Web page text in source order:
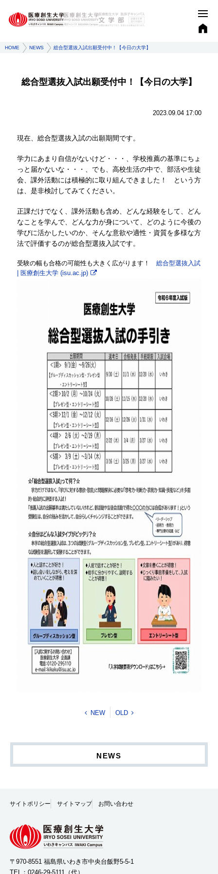
HOME NEWS 総合型選抜入試出願受付中！【今日の大学】
総合型選抜入試出願受付中！【今日の大学】
2023.09.04 17:00
​現在、総合型選抜入試の出願期間です。
学力にあまり自信がないけど・・・、学校推薦の基準にちょ
っと届かないな・・・、でも、高校生活の中で、部活や生徒
会、課外活動には積極的に取り組んできました！ という方
は、是非検討してみてください。
正課だけでなく、課外活動も含め、どんな経験をして、どん
なことを学んで、どんな力が身について、どのように今後の
学びに活かしたいのか、そんな意欲や適性・資質を多様な方
法で評価するのが総合型選抜入試です。
受験の幅も合格の可能性も大きく広がります！ 総合型選抜入試
| 医療創生大学 (isu.ac.jp)
NEW OLD
NEWS
サイトポリシー サイトマップ お問い合わせ
〒970-8551 福島県いわき市中央台飯野5-5-1
TEL： 0246-29-5111 （代）